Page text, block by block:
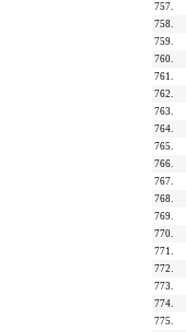
757.
758.
759.
760.
761.
762.
763.
764.
765.
766.
767.
768.
769.
770.
771.
772.
773.
774.
775.